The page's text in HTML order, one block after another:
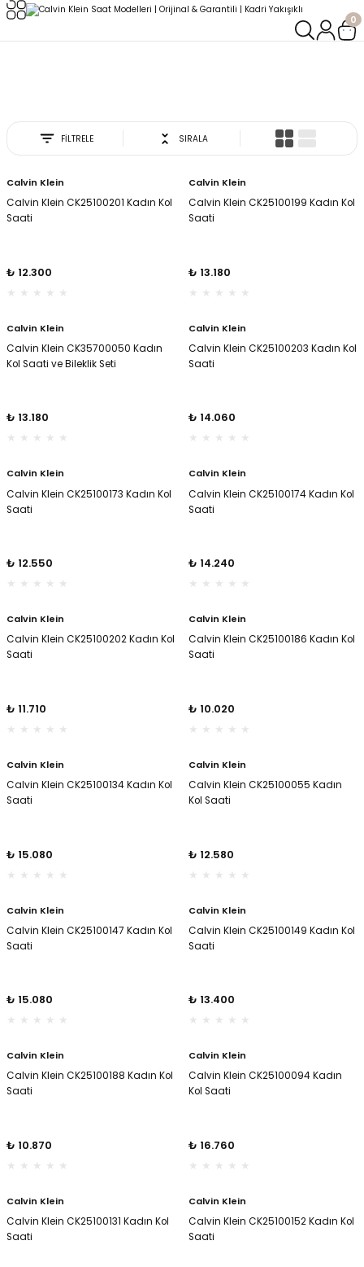
0
FİLTRELE SIRALA
Calvin Klein
Calvin Klein CK25100201 Kadın Kol
Saati
₺ 12.300
Calvin Klein
Calvin Klein CK25100199 Kadın Kol
Saati
₺ 13.180
Calvin Klein
Calvin Klein CK35700050 Kadın
Kol Saati ve Bileklik Seti
₺ 13.180
Calvin Klein
Calvin Klein CK25100203 Kadın Kol
Saati
₺ 14.060
Calvin Klein
Calvin Klein CK25100173 Kadın Kol
Saati
₺ 12.550
Calvin Klein
Calvin Klein CK25100174 Kadın Kol
Saati
₺ 14.240
Calvin Klein
Calvin Klein CK25100202 Kadın Kol
Saati
₺ 11.710
Calvin Klein
Calvin Klein CK25100186 Kadın Kol
Saati
₺ 10.020
Calvin Klein
Calvin Klein CK25100134 Kadın Kol
Saati
₺ 15.080
Calvin Klein
Calvin Klein CK25100055 Kadın
Kol Saati
₺ 12.580
Calvin Klein
Calvin Klein CK25100147 Kadın Kol
Saati
₺ 15.080
Calvin Klein
Calvin Klein CK25100149 Kadın Kol
Saati
₺ 13.400
Calvin Klein
Calvin Klein CK25100188 Kadın Kol
Saati
₺ 10.870
Calvin Klein
Calvin Klein CK25100094 Kadın
Kol Saati
₺ 16.760
Calvin Klein
Calvin Klein CK25100131 Kadın Kol
Saati
Calvin Klein
Calvin Klein CK25100152 Kadın Kol
Saati